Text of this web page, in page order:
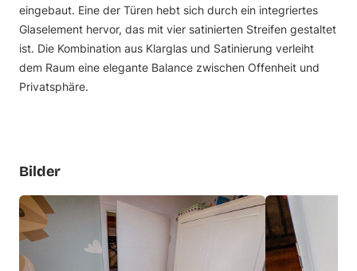
eingebaut. Eine der Türen hebt sich durch ein integriertes
Glaselement hervor, das mit vier satinierten Streifen gestaltet
ist. Die Kombination aus Klarglas und Satinierung verleiht
dem Raum eine elegante Balance zwischen Offenheit und
Privatsphäre.
Bilder